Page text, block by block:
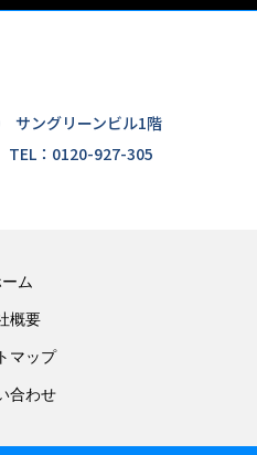
サングリーンビル1階
：0120-927-305
ム
概要
マップ
合わせ